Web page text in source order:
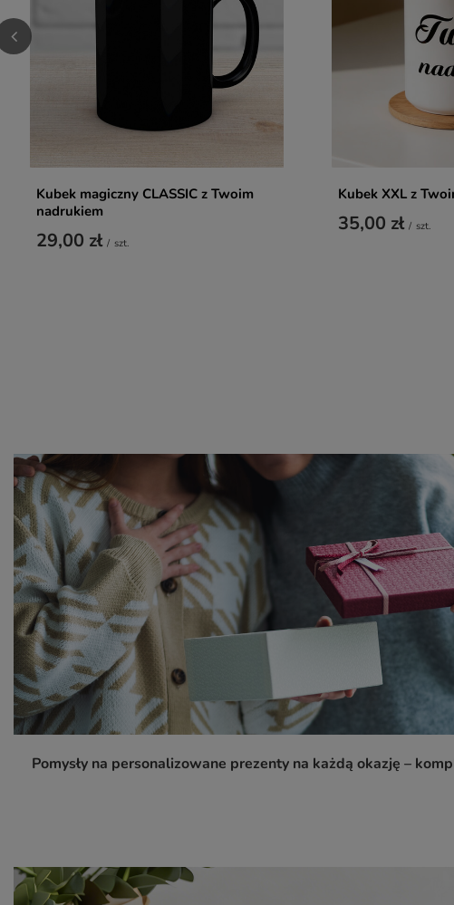
Kubek magiczny CLASSIC z Twoim
nadrukiem
29,00 zł / szt.
Kubek XXL z
35,00 zł / szt.
Pomysły na personalizowane prezenty na każdą okazję –